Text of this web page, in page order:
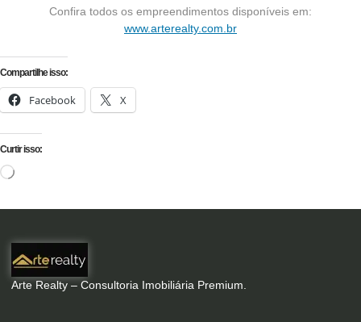
Confira todos os empreendimentos disponíveis em:
www.arterealty.com.br
Compartilhe isso:
Facebook X
Curtir isso:
Arte Realty – Consultoria Imobiliária Premium.